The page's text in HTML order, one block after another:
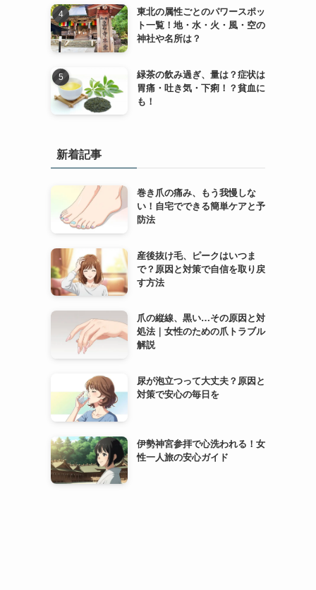
東北の属性ごとのパワースポッ
ト一覧！地・水・火・風・空の
神社や名所は？
緑茶の飲み過ぎ、量は？症状は
胃痛・吐き気・下痢！？貧血に
も！
新着記事
巻き爪の痛み、もう我慢しな
い！自宅でできる簡単ケアと予
防法
産後抜け毛、ピークはいつま
で？原因と対策で自信を取り戻
す方法
爪の縦線、黒い…その原因と対
処法｜女性のための爪トラブル
解説
尿が泡立つって大丈夫？原因と
対策で安心の毎日を
伊勢神宮参拝で心洗われる！女
性一人旅の安心ガイド